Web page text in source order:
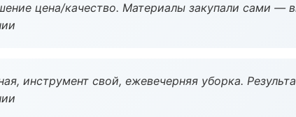
цена/качество. Материалы закупали сами —
инструмент свой, ежевечерняя уборка.